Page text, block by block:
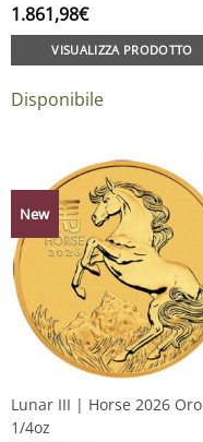
1.861,98€
VISUALIZZA PRODOTTO
Disponibile
New
Lunar III | Horse 2026 Oro
1/4oz